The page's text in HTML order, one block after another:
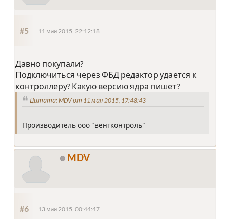
#5 11 мая 2015, 22:12:18
Давно покупали?
Подключиться через ФБД редактор удается к
контроллеру? Какую версию ядра пишет?
Цитата: MDV от 11 мая 2015, 17:48:43
Производитель ооо "вентконтроль"
MDV
#6 13 мая 2015, 00:44:47